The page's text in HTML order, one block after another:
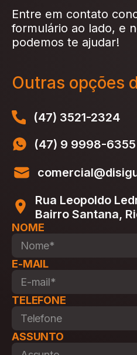
Entre em contato
formulário ao lado, e
podemos te ajudar!
Outras opções
(47) 3521-2324
(47) 9 9998-6355
Rua Leopoldo
Bairro Santana,
NOME
E-MAIL
TELEFONE
ASSUNTO